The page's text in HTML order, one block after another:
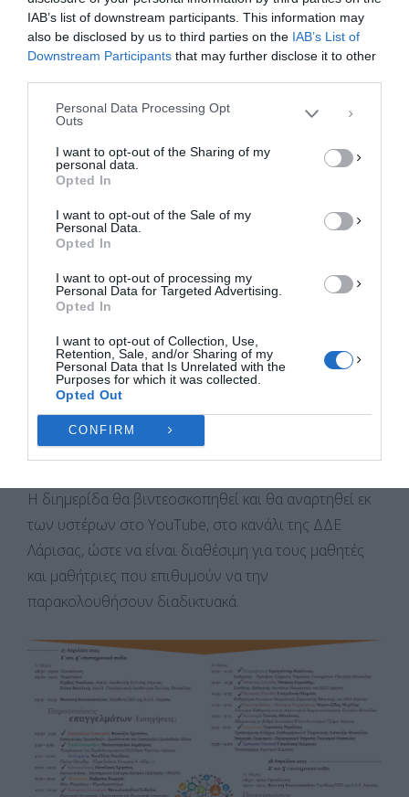
IAB’s list of downstream participants. This information may
also be disclosed by us to third parties on the IAB’s List of
Downstream Participants that may further disclose it to other
Personal Data Processing Opt
Outs
I want to opt-out of the Sharing of my
personal data.
Opted In
I want to opt-out of the Sale of my
Personal Data.
Opted In
I want to opt-out of processing my
Personal Data for Targeted Advertising.
Opted In
I want to opt-out of Collection, Use,
Retention, Sale, and/or Sharing of my
Personal Data that Is Unrelated with the
Purposes for which it was collected.
Opted Out
CONFIRM
cookies για την αποθήκευση ή/και την πρόσβαση σε πληροφορίες συσκευών.
Η συγκατάθεση για τις εν λόγω τεχνολογίες θα μας επιτρέψει να
επεξεργαστούμε δεδομένα προσωπικού χαρακτήρα, όπως συμπεριφορά
περιήγησης ή μοναδικά αναγνωριστικά σε αυτόν τον ιστότοπο. Η μη
συγκατάθεση ή η ανάκληση της συγκατάθεσης, μπορεί να επηρεάσει
αρνητικά ορισμένες λειτουργίες και δυνατότητες.
ΠΡΟΒΟΛΉ ΠΡΟΤΙΜΉΣΕΩΝ
Πολιτική Cookies
Ελληνικό Ανοιχτό Πανεπιστήμιο.
ΒΙΟΛΟΓΟΣ:Κουρέτας Δημήτριος,
Καθηγητής Φυσιολογίας Ζωικών Οργανισμών
και Τοξικολογίας και Διευθυντής του ομώνυμου
Βιοτεχνολογίας του Πανεπιστημίου Θεσσαλίας.
Οι μαθητές και μαθήτριες της
Επαγγελματικού Λυκείουπου επιθυμούν να
συμμετάσχουν δια ζώσης,
τη συμμετοχή τους μέσω του σχολείου τους
στην ΔΔΕ Λάρισας- γραφείο ΣΕΠ, υπόψη κας
Κουτσοπούλου Φωτεινής.
Η διημερίδα θα βιντεοσκοπηθεί και θα αναρτηθεί εκ
των υστέρων στο YouTube, στο κανάλι της ΔΔΕ
Λάρισας, ώστε να είναι διαθέσιμη για τους μαθητές
και μαθήτριες που επιθυμούν να την
παρακολουθήσουν διαδικτυακά.